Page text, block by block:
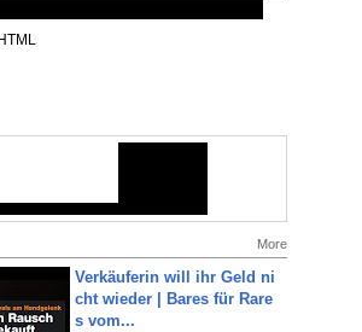
HTML
More
Verkäuferin will ihr Geld ni
cht wieder | Bares für Rare
s vom...